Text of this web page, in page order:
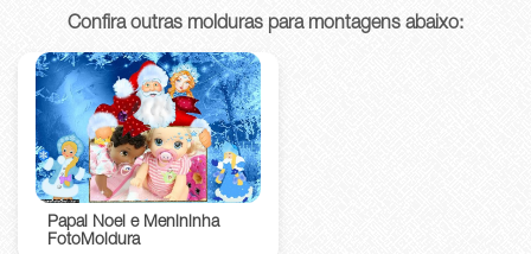
Confira outras molduras para montagens abaixo:
Papai Noel e Menininha
FotoMoldura